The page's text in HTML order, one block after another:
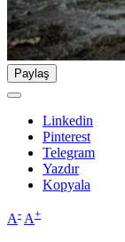
Paylaş
Linkedin
Pinterest
Telegram
Yazdır
Kopyala
A- A+